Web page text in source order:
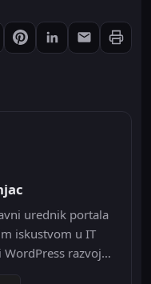
Reddit
Podeli: Pinterest
Podeli: LinkedIn
Podeli:
urednik portala
iskustvom u IT
razvoju.